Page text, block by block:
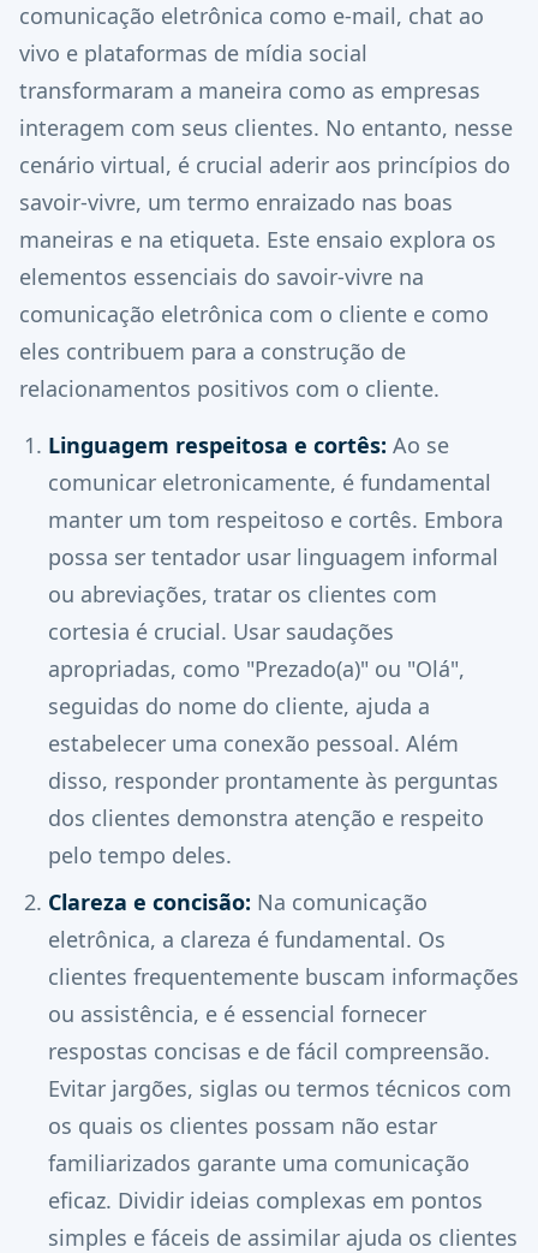
comunicação eletrônica como e-mail, chat ao
vivo e plataformas de mídia social
transformaram a maneira como as empresas
interagem com seus clientes. No entanto, nesse
cenário virtual, é crucial aderir aos princípios do
savoir-vivre, um termo enraizado nas boas
maneiras e na etiqueta. Este ensaio explora os
elementos essenciais do savoir-vivre na
comunicação eletrônica com o cliente e como
eles contribuem para a construção de
relacionamentos positivos com o cliente.
Linguagem respeitosa e cortês: Ao se
comunicar eletronicamente, é fundamental
manter um tom respeitoso e cortês. Embora
possa ser tentador usar linguagem informal
ou abreviações, tratar os clientes com
cortesia é crucial. Usar saudações
apropriadas, como "Prezado(a)" ou "Olá",
seguidas do nome do cliente, ajuda a
estabelecer uma conexão pessoal. Além
disso, responder prontamente às perguntas
dos clientes demonstra atenção e respeito
pelo tempo deles.
Clareza e concisão: Na comunicação
eletrônica, a clareza é fundamental. Os
clientes frequentemente buscam informações
ou assistência, e é essencial fornecer
respostas concisas e de fácil compreensão.
Evitar jargões, siglas ou termos técnicos com
os quais os clientes possam não estar
familiarizados garante uma comunicação
eficaz. Dividir ideias complexas em pontos
simples e fáceis de assimilar ajuda os clientes